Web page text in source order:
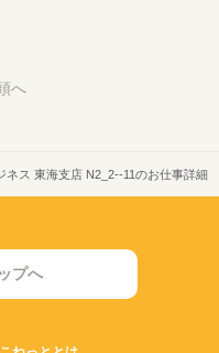
へ
ネス 東海支店 N2_2--11のお仕事詳細
プへ